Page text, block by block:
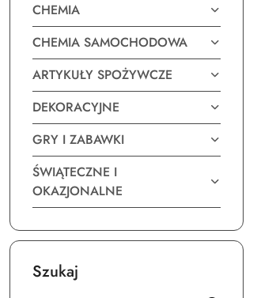
CHEMIA
CHEMIA SAMOCHODOWA
ARTYKUŁY SPOŻYWCZE
DEKORACYJNE
GRY I ZABAWKI
ŚWIĄTECZNE I
OKAZJONALNE
Szukaj